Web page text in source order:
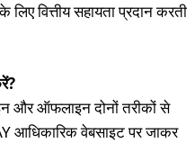
वित्तीय सहायता प्रदान करती
और ऑफलाइन दोनों तरीकों से
आधिकारिक वेबसाइट पर जाकर